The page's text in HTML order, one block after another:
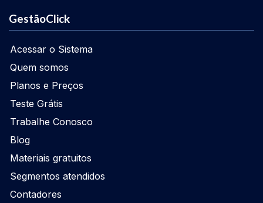
GestãoClick
Acessar o Sistema
Quem somos
Planos e Preços
Teste Grátis
Trabalhe Conosco
Blog
Materiais gratuitos
Segmentos atendidos
Contadores